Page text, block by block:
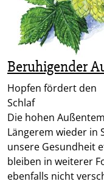
Beruhigender
Hopfen fördert den
Die hohen
Längerem wieder in
unsere Gesundheit
bleiben in weiterer
ebenfalls nicht